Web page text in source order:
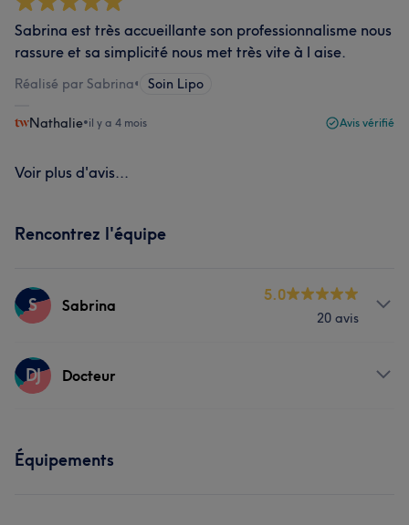
Sabrina est très accueillante son professionnalisme nous
rassure et sa simplicité nous met très vite à l aise.
Réalisé par Sabrina• Soin Lipo
Nathalie•il y a 4 mois Avis vérifié
Voir plus d'avis...
Rencontrez l'équipe
S Sabrina
5.0
20 avis
Prestations
DJ Docteur
Équipements